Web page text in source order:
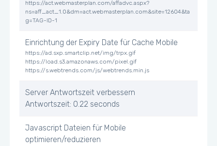
https://act.webmasterplan.com/affadvc.aspx?
ns=aff_act_1.0&dm=act.webmasterplan.com&site=12604&ta
g=TAG-ID-1
Einrichtung der Expiry Date für Cache Mobile
https://ad.sxp.smartclip.net/img/trpx.gif
https://load.s3.amazonaws.com/pixel.gif
https://s.webtrends.com/js/webtrends.min.js
Server Antwortszeit verbessern
Antwortszeit: 0.22 seconds
Javascript Dateien für Mobile
optimieren/reduzieren